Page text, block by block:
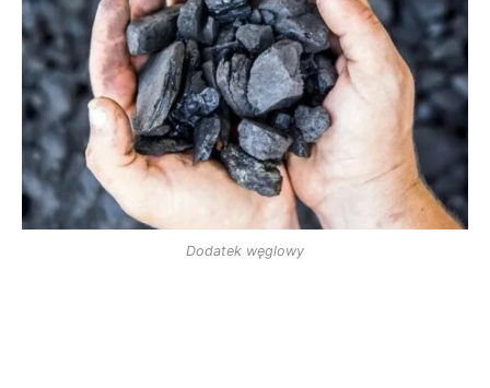
Dodatek węglowy